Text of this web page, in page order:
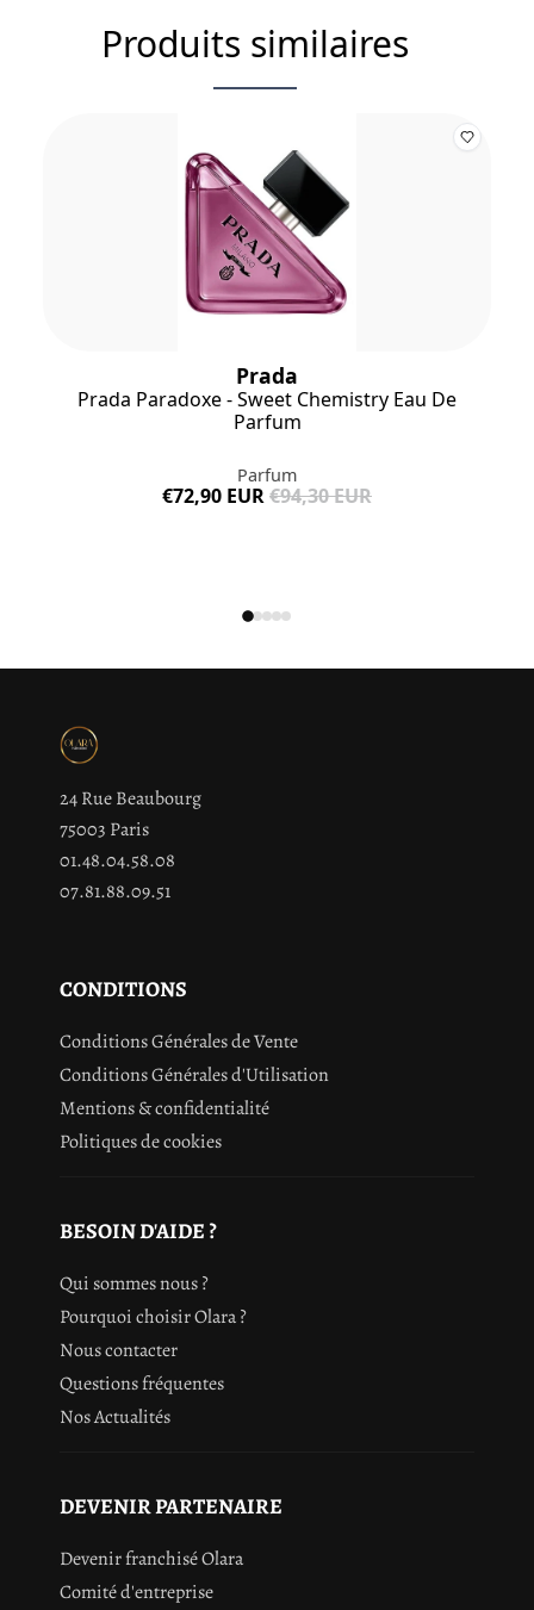
Produits similaires
Prada
Prada Paradoxe - Sweet Chemistry Eau De
Parfum
Parfum
€72,90 EUR€94,30 EUR
24 Rue Beaubourg
75003 Paris
01.48.04.58.08
07.81.88.09.51
CONDITIONS
Conditions Générales de Vente
Conditions Générales d'Utilisation
Mentions & confidentialité
Politiques de cookies
BESOIN D'AIDE ?
Qui sommes nous ?
Pourquoi choisir Olara ?
Nous contacter
Questions fréquentes
Nos Actualités
DEVENIR PARTENAIRE
Devenir franchisé Olara
Comité d'entreprise